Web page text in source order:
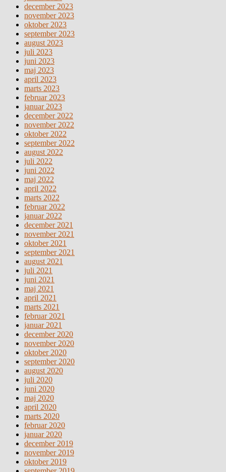
december 2023
november 2023
oktober 2023
september 2023
august 2023
juli 2023
juni 2023
maj 2023
april 2023
marts 2023
februar 2023
januar 2023
december 2022
november 2022
oktober 2022
september 2022
august 2022
juli 2022
juni 2022
maj 2022
april 2022
marts 2022
februar 2022
januar 2022
december 2021
november 2021
oktober 2021
september 2021
august 2021
juli 2021
juni 2021
maj 2021
april 2021
marts 2021
februar 2021
januar 2021
december 2020
november 2020
oktober 2020
september 2020
august 2020
juli 2020
juni 2020
maj 2020
april 2020
marts 2020
februar 2020
januar 2020
december 2019
november 2019
oktober 2019